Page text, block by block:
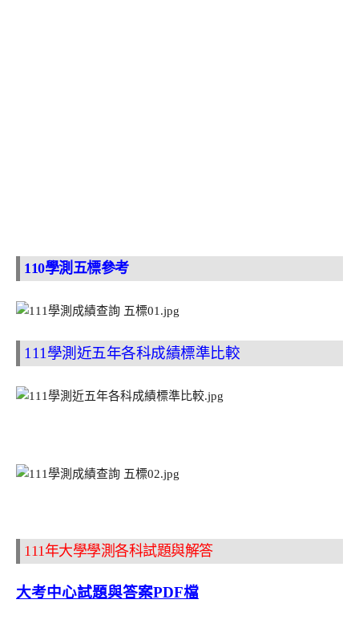
110學測五標參考
111學測近五年各科成績標準比較
111年大學學測各科試題與解答
大考中心試題與答案PDF檔